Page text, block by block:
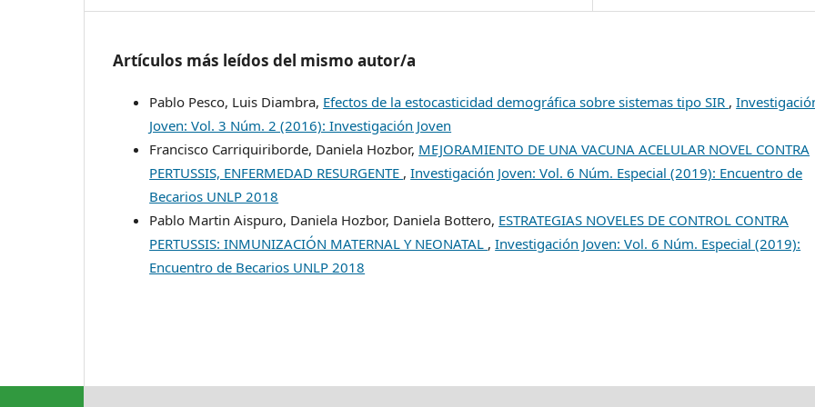
Artículos más leídos del mismo autor/a
Pablo Pesco, Luis Diambra, Efectos de la estocasticidad demográfica sobre sistemas tipo SIR ,
Joven: Vol. 3 Núm. 2 (2016): Investigación Joven
Francisco Carriquiriborde, Daniela Hozbor, MEJORAMIENTO DE UNA VACUNA ACELULAR NOVEL CONTRA
PERTUSSIS, ENFERMEDAD RESURGENTE ,Investigación Joven: Vol. 6 Núm. Especial (2019): Encuentro de
Becarios UNLP 2018
Pablo Martin Aispuro, Daniela Hozbor, Daniela Bottero, ESTRATEGIAS NOVELES DE CONTROL CONTRA
PERTUSSIS: INMUNIZACIÓN MATERNAL Y NEONATAL ,Investigación Joven: Vol. 6 Núm. Especial (2019):
Encuentro de Becarios UNLP 2018